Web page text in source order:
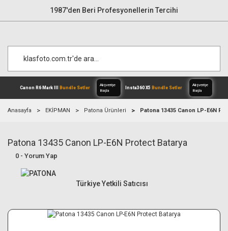
1987'den Beri Profesyonellerin Tercihi
Canon R6 Mark IIIBundle Setler
Alışverişe
Anasayfa EKİPMAN Patona Ürünleri Patona 13435 Canon LP-E6N
Patona 13435 Canon LP-E6N Protect Batarya
0 - Yorum Yap
Türkiye Yetkili Satıcısı